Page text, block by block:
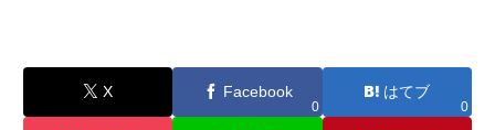
X Facebook
0
はてブ
0